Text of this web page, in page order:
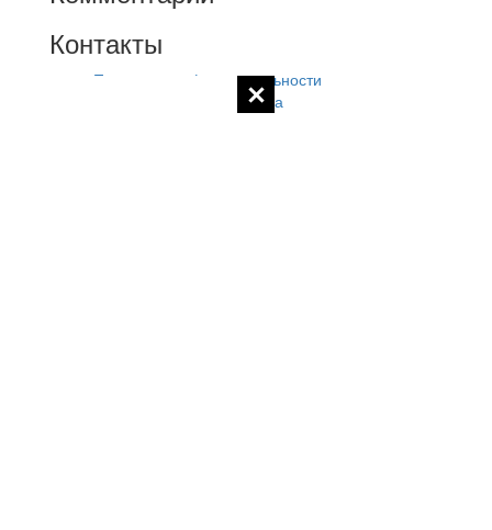
Контакты
Политика конфиденциальности
Контакты администратора